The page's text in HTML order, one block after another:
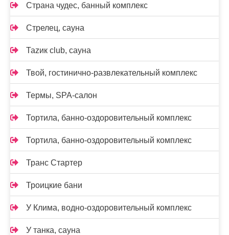
Страна чудес, банный комплекс
Стрелец, сауна
Таzик club, сауна
Твой, гостинично-развлекательный комплекс
Термы, SPA-салон
Тортила, банно-оздоровительный комплекс
Тортила, банно-оздоровительный комплекс
Транс Стартер
Троицкие бани
У Клима, водно-оздоровительный комплекс
У танка, сауна